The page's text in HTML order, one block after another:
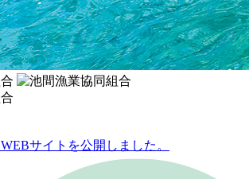
サイトを公開しました。